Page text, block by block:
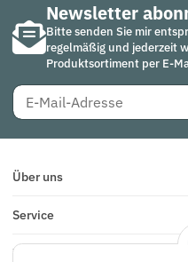
Newsletter
Bitte senden Sie mir
regelmäßig und jederzeit
Produktsortiment per E-
Über uns
Service
Infos